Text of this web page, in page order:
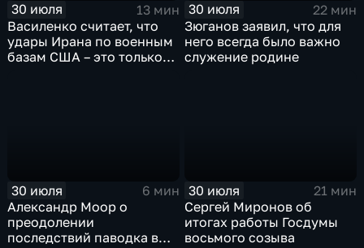
30 июля
13 мин
Василенко считает, что
удары Ирана по военным
базам США – это только
30 июля
22 мин
Зюганов заявил, что для
него всегда было важно
служение родине
30 июля
6 мин
Александр Моор о
преодолении
последствий паводка в
30 июля
21 мин
Сергей Миронов об
итогах работы Госдумы
восьмого созыва